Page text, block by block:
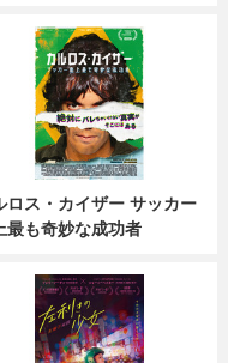
ロス・カイザー サッカー
最も奇妙な成功者